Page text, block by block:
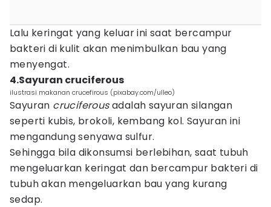
Lalu keringat yang keluar ini saat bercampur
bakteri di kulit akan menimbulkan bau yang
menyengat.
4.Sayuran cruciferous
ilustrasi makanan crucefirous (pixabay.com/ulleo)
Sayuran cruciferousadalah sayuran silangan
seperti kubis, brokoli, kembang kol. Sayuran ini
mengandung senyawa sulfur.
Sehingga bila dikonsumsi berlebihan, saat tubuh
mengeluarkan keringat dan bercampur bakteri di
tubuh akan mengeluarkan bau yang kurang
sedap.